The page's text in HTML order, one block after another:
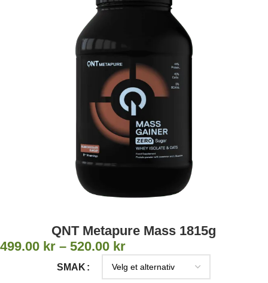
QNT Metapure Mass 1815g
499.00 kr – 520.00 kr
SMAK